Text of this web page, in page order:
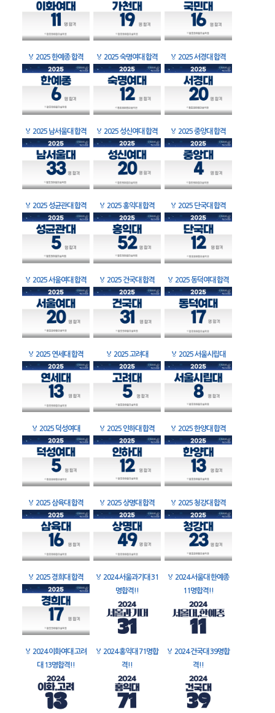
🏅 2025 한예종 합격 🏅 2025 숙명여대 합격 🏅 2025 서경대 합격
🏅 2025 남서울대 합격 🏅 2025 성신여대 합격 🏅 2025 중앙대 합격
🏅 2025 성균관대 합격 🏅 2025 홍익대 합격 🏅 2025 단국대 합격
🏅 2025 서울여대 합격 🏅 2025 건국대 합격 🏅 2025 동덕여대 합격
🏅 2025 연세대 합격 🏅 2025 고려대 🏅 2025 서울시립대
🏅 2025 덕성여대 🏅 2025 인하대 합격 🏅 2025 한양대 합격
🏅 2025 삼육대 합격 🏅 2025 상명대 합격 🏅 2025 청강대 합격
🏅 2025 경희대 합격 🏅 2024 서울과기대 31
명합격!!
🏅 2024 서울대 한예종
11명합격!!
🏅 2024 이화여대 고려
대 13명합격!!
🏅 2024 홍익대 71명합
격!!
🏅 2024 건국대 39명합
격!!